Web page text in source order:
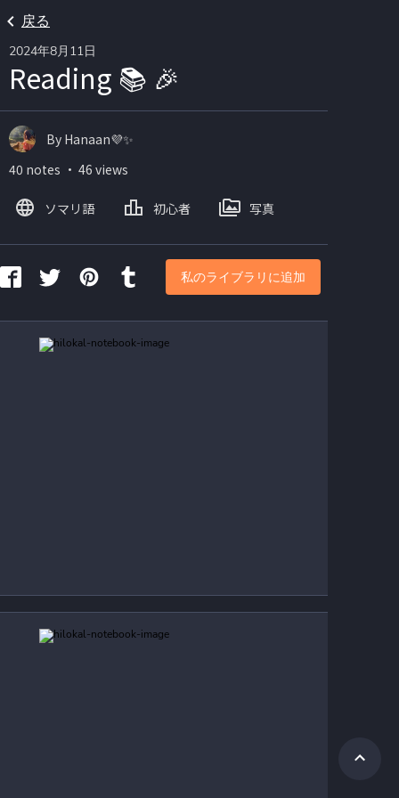
戻る
2024年8月11日
Reading 📚 🎉
By Hanaan💜✨
40 notes ・ 46 views
ソマリ語 初心者 写真
私のライブラリに追加